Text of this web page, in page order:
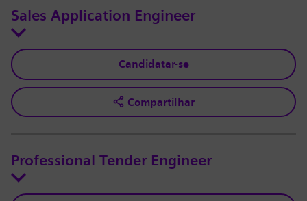
Sales Application Engineer
Candidatar-se
Compartilhar
Professional Tender Engineer